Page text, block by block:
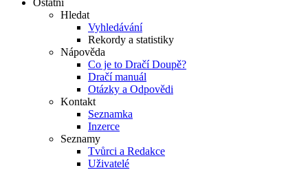
Hledat
Vyhledávání
Rekordy a statistiky
Nápověda
Co je to Dračí Doupě?
Dračí manuál
Otázky a Odpovědi
Kontakt
Seznamka
Inzerce
Seznamy
Tvůrci a Redakce
Uživatelé